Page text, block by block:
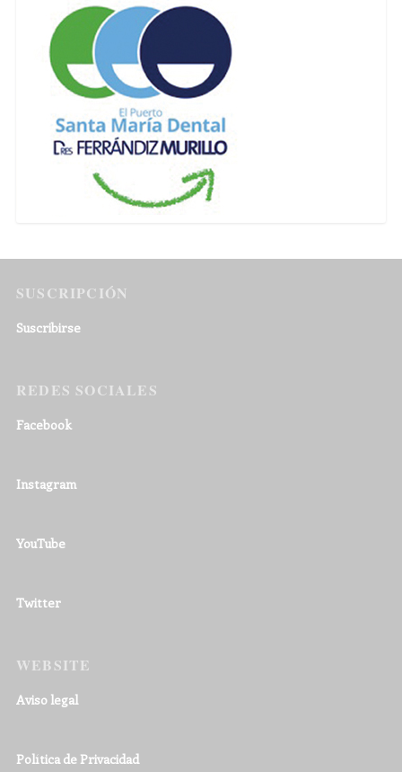
SUSCRIPCIÓN
Suscribirse
REDES SOCIALES
Facebook
Instagram
YouTube
Twitter
WEBSITE
Aviso legal
Política de Privacidad